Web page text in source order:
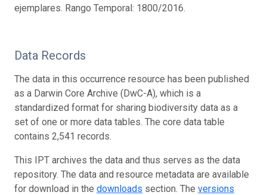
ejemplares. Rango Temporal: 1800/2016.
Data Records
The data in this occurrence resource has been published
as a Darwin Core Archive (DwC-A), which is a
standardized format for sharing biodiversity data as a
set of one or more data tables. The core data table
contains 2,541 records.
This IPT archives the data and thus serves as the data
repository. The data and resource metadata are available
for download in the downloads section. The versions